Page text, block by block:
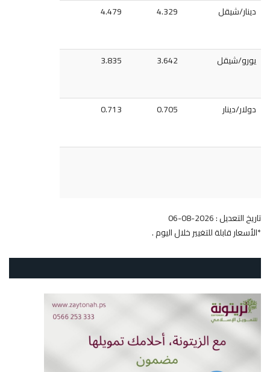
دينار/شيقل 4.329
4.479
يورو/شيقل 3.642
3.835
دولار/دينار 0.705
0.713
تاريخ التعديل : 2026-08-06
*الأسعار قابلة للتغيير خلال اليوم .